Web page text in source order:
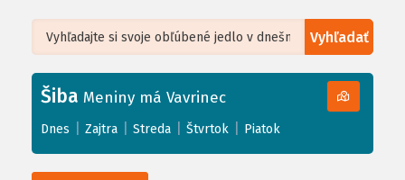
Vyhľadať
+
−
Leaflet| ©OpenStreetMap, Tiles courtesy ofHumanitarian OpenStreetMap
Šiba Meniny má Vavrinec
Dnes Zajtra Streda Štvrtok Piatok